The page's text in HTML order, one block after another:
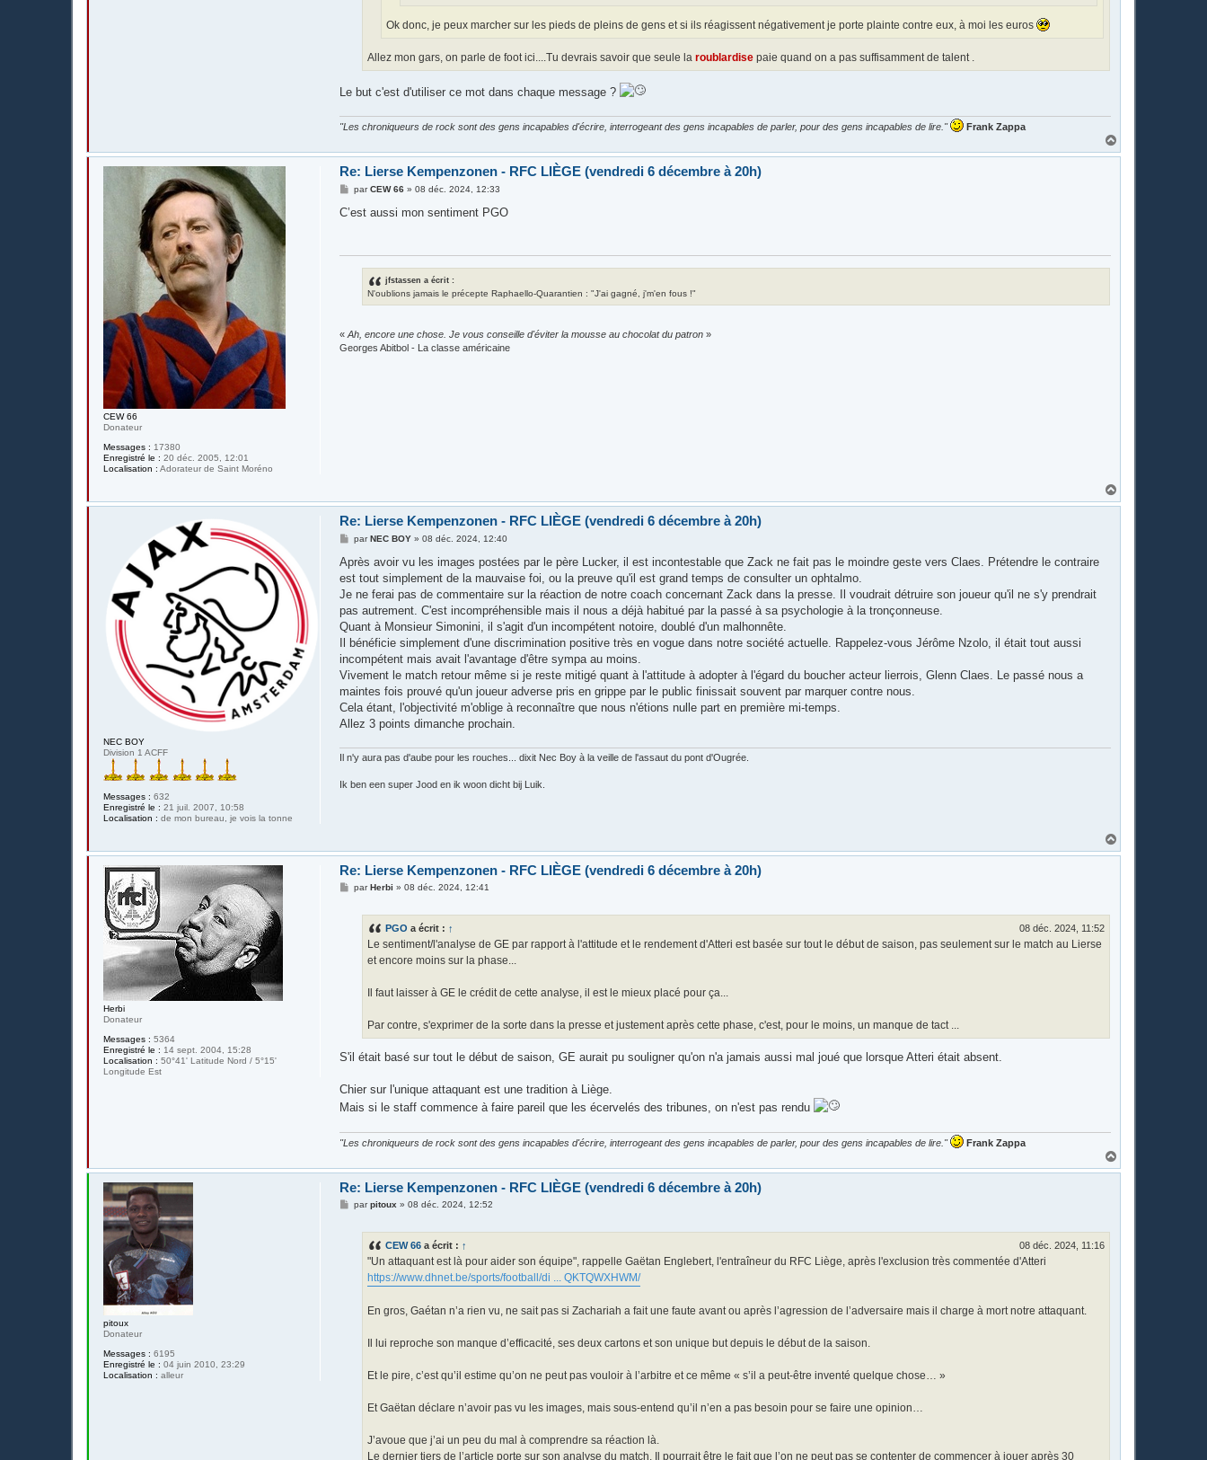
Ok donc, je peux marcher sur les pieds de pleins de gens et si ils réagissent négativement je porte plainte contre eux, à moi les euros
Allez mon gars, on parle de foot ici....Tu devrais savoir que seule laroublardise paie quand on a pas suffisamment de talent .
Le but c'est d'utiliser ce mot dans chaque message ?
"Les chroniqueurs de rock sont des gens incapables d'écrire, interrogeant des gens incapables de parler, pour des gens incapables de lire." Frank Zappa
a
CEW 66
Donateur
Messages : 17380
Enregistré le : 20 déc. 2005, 12:01
Localisation : Adorateur de Saint Moréno
Re: Lierse Kempenzonen - RFC LIÈGE (vendredi 6 décembre à 20h)
M
s
parCEW 66 »08 déc. 2024, 12:33
C’est aussi mon sentiment PGO
jfstassen a écrit :
N'oublions jamais le précepte Raphaello-Quarantien : "J'ai gagné, j'm'en fous !"
«Ah, encore une chose. Je vous conseille d'éviter la mousse au chocolat du patron »
Georges Abitbol - La classe américaine
a
NEC BOY
Division 1 ACFF
Messages : 632
Enregistré le : 21 juil. 2007, 10:58
Localisation : de mon bureau, je vois la tonne
Re: Lierse Kempenzonen - RFC LIÈGE (vendredi 6 décembre à 20h)
M
s
a
g
parNEC BOY »08 déc. 2024, 12:40
Après avoir vu les images postées par le père Lucker, il est incontestable que Zack ne fait pas le moindre geste vers Claes. Prétendre le contraire
est tout simplement de la mauvaise foi, ou la preuve qu'il est grand temps de consulter un ophtalmo.
Je ne ferai pas de commentaire sur la réaction de notre coach concernant Zack dans la presse. Il voudrait détruire son joueur qu'il ne s'y prendrait
pas autrement. C'est incompréhensible mais il nous a déjà habitué par la passé à sa psychologie à la tronçonneuse.
Quant à Monsieur Simonini, il s'agit d'un incompétent notoire, doublé d'un malhonnête.
Il bénéficie simplement d'une discrimination positive très en vogue dans notre société actuelle. Rappelez-vous Jérôme Nzolo, il était tout aussi
incompétent mais avait l'avantage d'être sympa au moins.
Vivement le match retour même si je reste mitigé quant à l'attitude à adopter à l'égard du boucher acteur lierrois, Glenn Claes. Le passé nous a
maintes fois prouvé qu'un joueur adverse pris en grippe par le public finissait souvent par marquer contre nous.
Cela étant, l'objectivité m'oblige à reconnaître que nous n'étions nulle part en première mi-temps.
Allez 3 points dimanche prochain.
Il n'y aura pas d'aube pour les rouches... dixit Nec Boy à la veille de l'assaut du pont d'Ougrée.
Ik ben een super Jood en ik woon dicht bij Luik.
a
Herbi
Donateur
Messages : 5364
Enregistré le : 14 sept. 2004, 15:28
Localisation : 50°41' Latitude Nord / 5°15'
Longitude Est
Re: Lierse Kempenzonen - RFC LIÈGE (vendredi 6 décembre à 20h)
Mpar Herbi »08 déc. 2024, 12:41
PGO a écrit : ↑ 08 déc. 2024, 11:52
Le sentiment/l'analyse de GE par rapport à l'attitude et le rendement d'Atteri est basée sur tout le début de saison, pas seulement sur le match au Lierse
et encore moins sur la phase...
Il faut laisser à GE le crédit de cette analyse, il est le mieux placé pour ça...
Par contre, s'exprimer de la sorte dans la presse et justement après cette phase, c'est, pour le moins, un manque de tact ...
S'il était basé sur tout le début de saison, GE aurait pu souligner qu'on n'a jamais aussi mal joué que lorsque Atteri était absent.
Chier sur l'unique attaquant est une tradition à Liège.
Mais si le staff commence à faire pareil que les écervelés des tribunes, on n'est pas rendu
"Les chroniqueurs de rock sont des gens incapables d'écrire, interrogeant des gens incapables de parler, pour des gens incapables de lire." Frank Zappa
a
pitoux
Donateur
Messages : 6195
Enregistré le : 04 juin 2010, 23:29
Localisation : alleur
Re: Lierse Kempenzonen - RFC LIÈGE (vendredi 6 décembre à 20h)
Mparpitoux »08 déc. 2024, 12:52
CEW 66 a écrit : ↑ 08 déc. 2024, 11:16
"Un attaquant est là pour aider son équipe", rappelle Gaëtan Englebert, l'entraîneur du RFC Liège, après l'exclusion très commentée d'Atteri
https://www.dhnet.be/sports/football/di ... QKTQWXHWM/
En gros, Gaétan n’a rien vu, ne sait pas si Zachariah a fait une faute avant ou après l’agression de l’adversaire mais il charge à mort notre attaquant.
Il lui reproche son manque d’efficacité, ses deux cartons et son unique but depuis le début de la saison.
Et le pire, c’est qu’il estime qu’on ne peut pas vouloir à l’arbitre et ce même « s’il a peut-être inventé quelque chose… »
Et Gaëtan déclare n’avoir pas vu les images, mais sous-entend qu’il n’en a pas besoin pour se faire une opinion…
J’avoue que j’ai un peu du mal à comprendre sa réaction là.
Le dernier tiers de l’article porte sur son analyse du match. Il pourrait être le fait que l’on ne peut pas se contenter de commencer à jouer après 30